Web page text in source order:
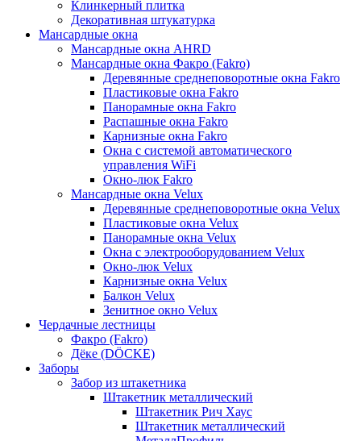
Клинкерный плитка
Декоративная штукатурка
Мансардные окна
Мансардные окна AHRD
Мансардные окна Факро (Fakro)
Деревянные среднеповоротные окна Fakro
Пластиковые окна Fakro
Панорамные окна Fakro
Распашные окна Fakro
Карнизные окна Fakro
Окна с системой автоматического
управления WiFi
Окно-люк Fakro
Мансардные окна Velux
Деревянные среднеповоротные окна Velux
Пластиковые окна Velux
Панорамные окна Velux
Окна с электрооборудованием Velux
Окно-люк Velux
Карнизные окна Velux
Балкон Velux
Зенитное окно Velux
Чердачные лестницы
Факро (Fakro)
Дёке (DÖCKE)
Заборы
Забор из штакетника
Штакетник металлический
Штакетник Рич Хаус
Штакетник металлический